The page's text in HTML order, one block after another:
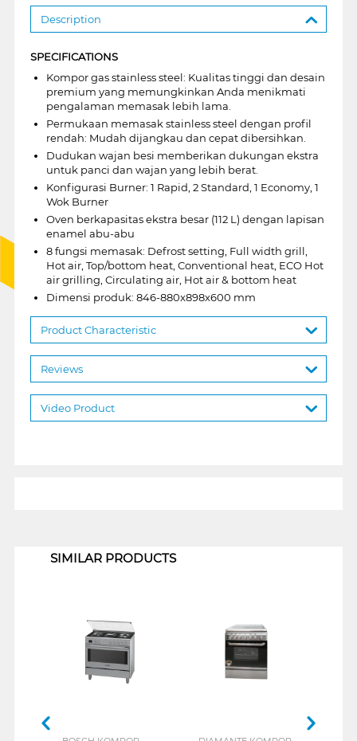
Description
SPECIFICATIONS
Kompor gas stainless steel: Kualitas tinggi dan desain
premium yang memungkinkan Anda menikmati
pengalaman memasak lebih lama.
Permukaan memasak stainless steel dengan profil
rendah: Mudah dijangkau dan cepat dibersihkan.
Dudukan wajan besi memberikan dukungan ekstra
untuk panci dan wajan yang lebih berat.
Konfigurasi Burner: 1 Rapid, 2 Standard, 1 Economy, 1
Wok Burner
Oven berkapasitas ekstra besar (112 L) dengan lapisan
enamel abu-abu
8 fungsi memasak: Defrost setting, Full width grill,
Hot air, Top/bottom heat, Conventional heat, ECO Hot
air grilling, Circulating air, Hot air & bottom heat
Dimensi produk: 846-880x898x600 mm
Product Characteristic
Reviews
Video Product
SIMILAR PRODUCTS